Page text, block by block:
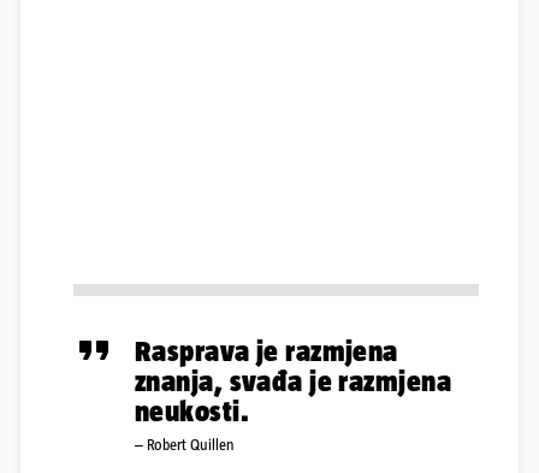
Rasprava je razmjena
znanja, svađa je razmjena
neukosti.
– Robert Quillen